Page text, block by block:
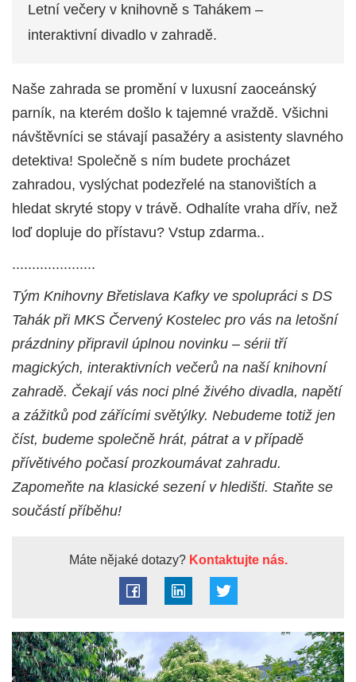
Letní večery v knihovně s Tahákem –
interaktivní divadlo v zahradě.
Naše zahrada se promění v luxusní zaoceánský
parník, na kterém došlo k tajemné vraždě. Všichni
návštěvníci se stávají pasažéry a asistenty slavného
detektiva! Společně s ním budete procházet
zahradou, vyslýchat podezřelé na stanovištích a
hledat skryté stopy v trávě. Odhalíte vraha dřív, než
loď dopluje do přístavu? Vstup zdarma..
.....................
Tým Knihovny Břetislava Kafky ve spolupráci s DS
Tahák při MKS Červený Kostelec pro vás na letošní
prázdniny připravil úplnou novinku – sérii tří
magických, interaktivních večerů na naší knihovní
zahradě. Čekají vás noci plné živého divadla, napětí
a zážitků pod zářícími světýlky. Nebudeme totiž jen
číst, budeme společně hrát, pátrat a v případě
přívětivého počasí prozkoumávat zahradu.
Zapomeňte na klasické sezení v hledišti. Staňte se
součástí příběhu!
Máte nějaké dotazy?Kontaktujte nás.